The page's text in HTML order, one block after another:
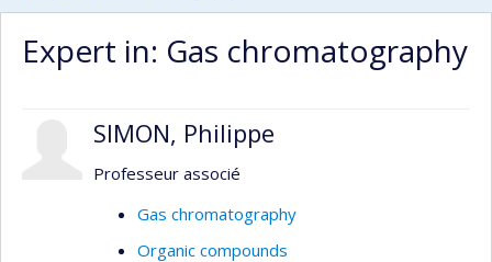
Expert in: Gas chromatography
SIMON, Philippe
Professeur associé
Gas chromatography
Organic compounds